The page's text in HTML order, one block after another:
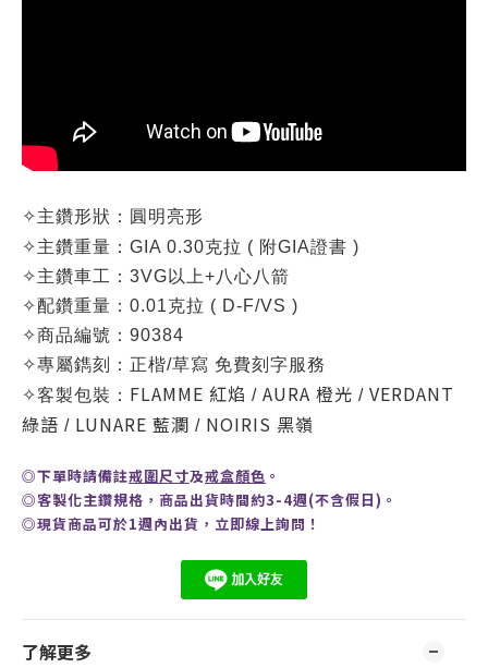
✧主鑽形狀：圓明亮形
✧主鑽重量： GIA 0.30克拉 ( 附GIA證書 )
✧主鑽車工：3VG以上+八心八箭
✧配鑽重量：0.01克拉 ( D-F/VS )
✧商品編號： 90384
✧專屬鐫刻：正楷/草寫 免費刻字服務
✧客製包裝： FLAMME 紅焰 / AURA 橙光 / VERDANT
綠語 / LUNARE 藍瀾 / NOIRIS 黑嶺
◎下單時請備註戒圍尺寸及戒盒顏色 。
◎客製化主鑽規格，商品出貨時間約3-4週(不含假日)。
◎現貨商品可於1週內出貨， 立即線上詢問 ！
了解更多